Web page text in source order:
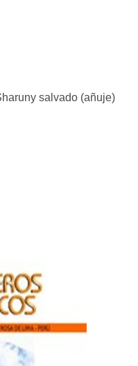
salvado (añuje)